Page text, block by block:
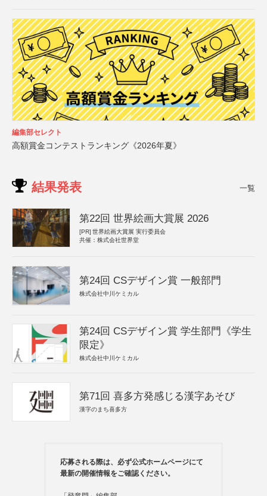
編集部セレクト
高額賞金コンテストランキング《2026年夏》
結果発表 一覧
第22回 世界絵画大賞展 2026
[PR] 世界絵画大賞展 実行委員会
共催：株式会社世界堂
第24回 CSデザイン賞 一般部門
株式会社中川ケミカル
第24回 CSデザイン賞 学生部門《学生
限定》
株式会社中川ケミカル
第71回 喜多方発感じる漢字あそび
漢字のまち喜多方
応募される際は、必ず公式ホームページにて
最新の開催情報をご確認ください。